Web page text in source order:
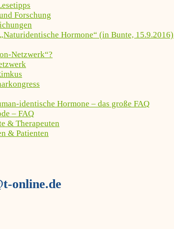
Forschung
Hormone“ (in Bunte, 15.9.2016)
Netzwerk“?
identische Hormone – das große FAQ
– FAQ
& Therapeuten
& Patienten
online.de